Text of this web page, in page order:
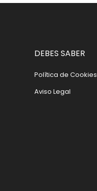
DEBES SABER
Política de Cookies
Aviso Legal